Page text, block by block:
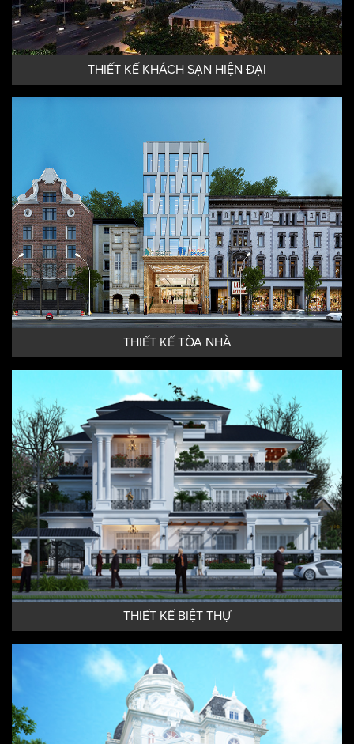
THIẾT KẾ TÒA NHÀ
THIẾT KẾ BIỆT THỰ